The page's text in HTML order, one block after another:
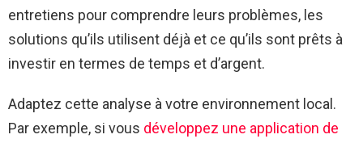
entretiens pour comprendre leurs problèmes, les
solutions qu’ils utilisent déjà et ce qu’ils sont prêts à
investir en termes de temps et d’argent.
Adaptez cette analyse à votre environnement local.
Par exemple, si vous développez une application de